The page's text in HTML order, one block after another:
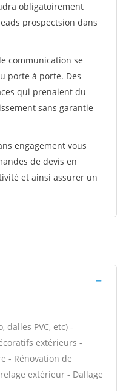
obligatoirement
prospectsion dans
communication se
porte à porte. Des
qui prenaient du
sans garantie
engagement vous
de devis en
et ainsi assurer un
dalles PVC, etc) -
extérieurs -
- Rénovation de
extérieur - Dallage